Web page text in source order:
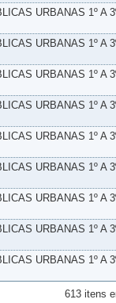
URBANAS 1º A
URBANAS 1º A
URBANAS 1º A
URBANAS 1º A
URBANAS 1º A
URBANAS 1º A
URBANAS 1º A
URBANAS 1º A
URBANAS 1º A
613 itens